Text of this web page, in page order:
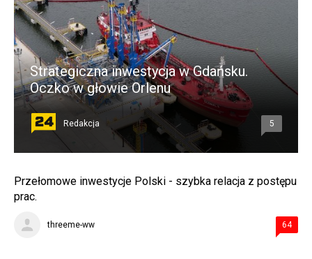
Strategiczna inwestycja w Gdańsku.
Oczko w głowie Orlenu
Redakcja 5
Przełomowe inwestycje Polski - szybka relacja z postępu
prac.
threeme-ww 64